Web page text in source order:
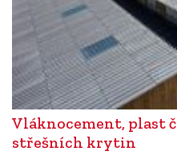
Vláknocement, plast
střešních krytin